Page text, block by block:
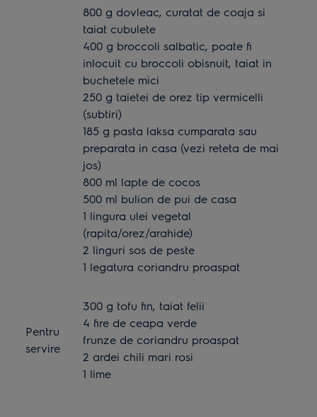
pasta laksa la magazin, incearca sa o prepari
singur(a) acasa dupa reteta de mai jos.
800 g dovleac, curatat de coaja si
taiat cubulete
400 g broccoli salbatic, poate fi
inlocuit cu broccoli obisnuit, taiat in
buchetele mici
250 g taietei de orez tip vermicelli
(subtiri)
185 g pasta laksa cumparata sau
preparata in casa (vezi reteta de mai
jos)
800 ml lapte de cocos
500 ml bulion de pui de casa
1 lingura ulei vegetal
(rapita/orez/arahide)
2 linguri sos de peste
1 legatura coriandru proaspat
Pentru
servire
300 g tofu fin, taiat felii
4 fire de ceapa verde
frunze de coriandru proaspat
2 ardei chili mari rosi
1 lime